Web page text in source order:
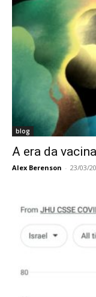
blog
A era da
Alex Berenson - 23/03/